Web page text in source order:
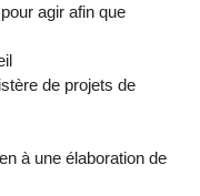
agir afin que
de projets de
à une élaboration de